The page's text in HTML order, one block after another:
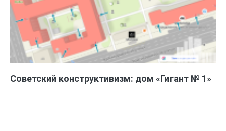
Советский конструктивизм: дом «Гигант № 1»